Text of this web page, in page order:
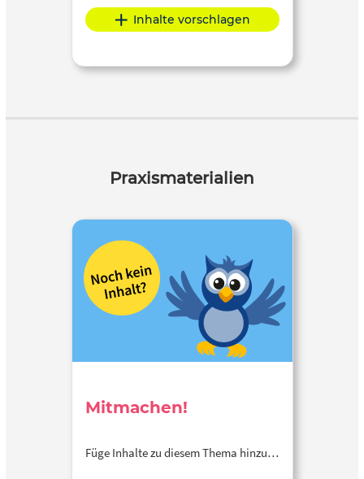
Inhalte vorschlagen
Praxismaterialien
Mitmachen!
Füge Inhalte zu diesem Thema hinzu…